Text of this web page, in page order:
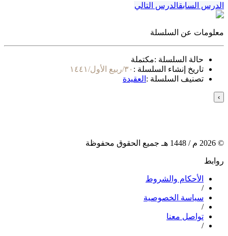
الدرس السابقالدرس التالي
معلومات عن السلسلة
حالة السلسلة :مكتملة
تاريخ إنشاء السلسلة : ٣٠/ربيع الأول/١٤٤١
تصنيف السلسلة : العقيدة
›
©
2026 م / 1448 هـ جميع الحقوق محفوظة
روابط
الأحكام والشروط
/
سياسة الخصوصية
/
تواصل معنا
/